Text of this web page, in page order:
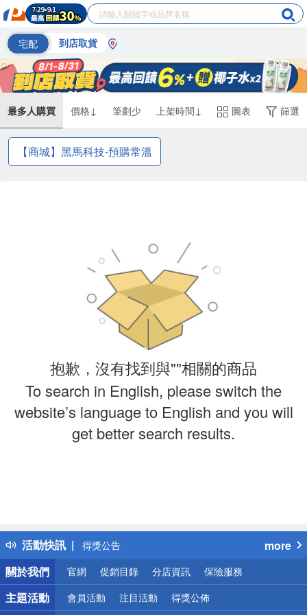
宅配 到店取貨
最多人購買 價格↓ 筆劃少 上架時間↓ 圖表 篩選
【商城】黑馬科技-預購常溫
抱歉，沒有找到與""相關的商品
To search in English, please switch the
website’s language to English and you will
get better search results.
活動快訊
得獎公告
熱門話題
銀行優惠
偏遠地區配送
詐騙網頁！請小心！
more
關於我們
官網 促銷目錄 分店資訊 保險服務
主題活動 會員活動 注目活動 得獎公佈